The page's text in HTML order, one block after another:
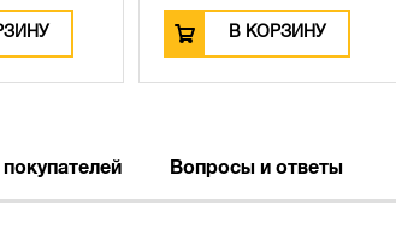
В КОРЗИНУ
Вопросы и ответы